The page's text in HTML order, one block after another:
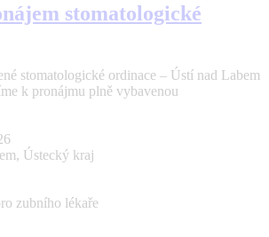
stomatologické
stomatologické ordinace – Ústí nad Labem
k pronájmu plně vybavenou
Ústecký kraj